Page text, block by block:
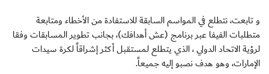
و تابعت، نتطلع في المواسم السابقة للاستفادة من الأخطاء ومتابعة
متطلبات الفيفا عبر برنامج (عش أهدافك)، بجانب تطوير المسابقات وفقا
لرؤية الاتحاد الدولي ، الذي يتطلع لمستقبل أكثر إشراقاً لكرة سيدات
الإمارات، وهو هدف نصبو إليه جميعاً.